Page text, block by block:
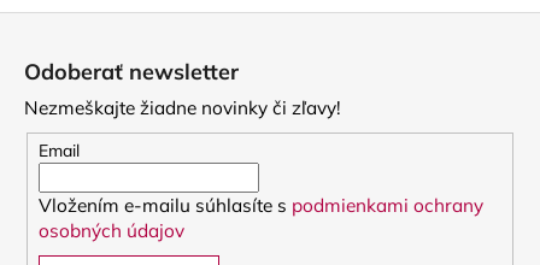
Odoberať newsletter
Nezmeškajte žiadne novinky či zľavy!
Email
Vložením e-mailu súhlasíte s podmienkami ochrany
osobných údajov